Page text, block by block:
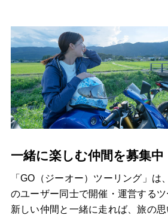
一緒に楽しむ仲間を募集中
「GO（ジーオー）ツーリング」は
のユーザー同士で開催・運営するツ
新しい仲間と一緒に走れば、旅の